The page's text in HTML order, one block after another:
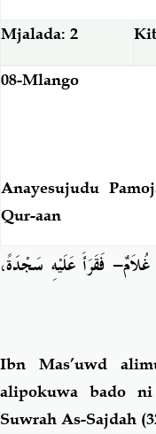
Mjalada: 2
08-Mlango
Anayesujudu
Qur-aan
- فَقَرَأَ عَلَيْهِ سَجْدَةً،
Ibn Mas’uwd
alipokuwa bado ni
Suwrah As-Sajdah